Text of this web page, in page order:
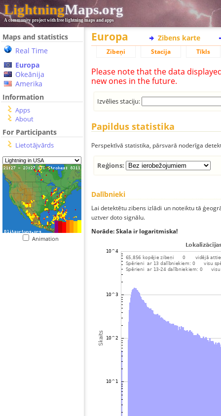
LightningMaps.org
A community project with free lightning maps and apps
Maps and statistics
Real Time
Europa
Okeānija
Amerika
Information
Apps
About
For Participants
Lietotājvārds
Animation
Europa Zibens karte
Zibeņi Stacija Tīkls
Please note that the data
new ones in the future.
Izvēlies staciju:
Papildus statistika
Perspektīvā statistika, pārsvarā noderīga
Reģions:
Dalībnieki
Lai detektētu zibens izlādi un noteiktu tā
uztver doto signālu.
Norāde: Skala ir logaritmiska!